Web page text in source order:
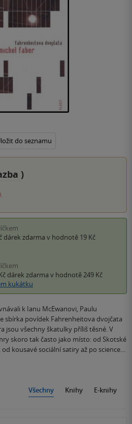
do seznamu
)
dárek zdarma v hodnotě 19 Kč
dárek zdarma v hodnotě 249 Kč
kukátku
k Ianu McEwanovi, Paulu
sbírka povídek Fahrenheitova dvojčata
jsou všechny škatulky příliš těsné. V
skoro tak často jako místo: od Skotské
kousavé sociální satiry až po science…
Všechny Knihy E-knihy